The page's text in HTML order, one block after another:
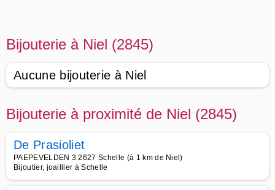
Bijouterie à Niel (2845)
Aucune bijouterie à Niel
Bijouterie à proximité de Niel (2845)
De Prasioliet
PAEPEVELDEN 3 2627 Schelle (à 1 km de Niel)
Bijoutier, joaillier à Schelle